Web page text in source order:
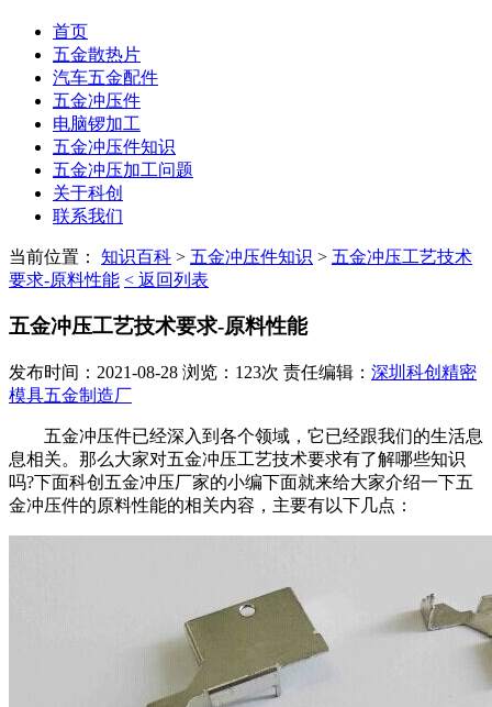
首页
五金散热片
汽车五金配件
五金冲压件
电脑锣加工
五金冲压件知识
五金冲压加工问题
关于科创
联系我们
当前位置： 知识百科 > 五金冲压件知识 > 五金冲压工艺技术
要求-原料性能 < 返回列表
五金冲压工艺技术要求-原料性能
发布时间：2021-08-28 浏览：123次 责任编辑： 深圳科创精密
模具五金制造厂
五金冲压件已经深入到各个领域，它已经跟我们的生活息
息相关。那么大家对五金冲压工艺技术要求有了解哪些知识
吗?下面科创五金冲压厂家的小编下面就来给大家介绍一下五
金冲压件的原料性能的相关内容，主要有以下几点：